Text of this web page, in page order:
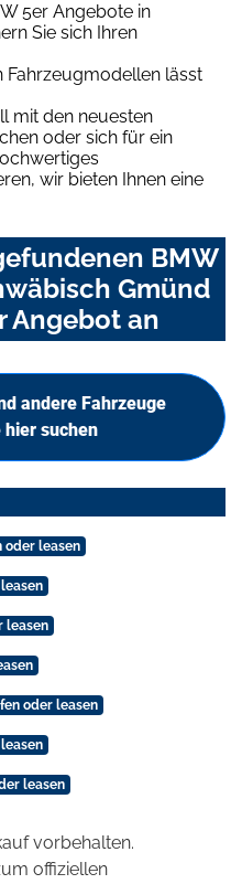
5er Angebote in
Sie sich Ihren
Fahrzeugmodellen lässt
mit den neuesten
oder sich für ein
wir bieten Ihnen eine
BMW
Gmünd
Angebot an
andere Fahrzeuge
hier suchen
oder leasen
leasen
oder leasen
leasen
vorbehalten.
offiziellen